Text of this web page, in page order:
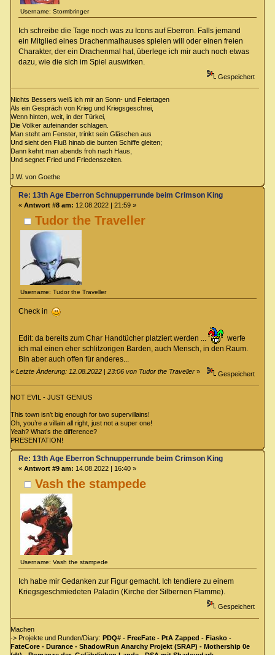
Username: Stormbringer
Ich schreibe die Tage noch was zu Icons auf Eberron. Falls jemand
ein Mitglied eines Drachenmalhauses spielen will oder einen freien
Charakter, der ein Drachenmal hat, überlege ich mir auch noch etwas
dazu, wie die sich im Spiel auswirken.
Gespeichert
Nichts Bessers weiß ich mir an Sonn- und Feiertagen
Als ein Gespräch von Krieg und Kriegsgeschrei,
Wenn hinten, weit, in der Türkei,
Die Völker aufeinander schlagen.
Man steht am Fenster, trinkt sein Gläschen aus
Und sieht den Fluß hinab die bunten Schiffe gleiten;
Dann kehrt man abends froh nach Haus,
Und segnet Fried und Friedenszeiten.
J.W. von Goethe
Tudor the Traveller
Username: Tudor the Traveller
Re: 13th Age Eberron Schnupperrunde beim Crimson King
« Antwort #8 am: 12.08.2022 | 21:59 »
Check in
Edit: da bereits zum Char Handtücher platziert werden ...
werfe
ich mal einen eher schlitzorigen Barden, auch Mensch, in den Raum.
Bin aber auch offen für anderes...
«Letzte Änderung: 12.08.2022 | 23:06 von Tudor the Traveller » Gespeichert
NOT EVIL - JUST GENIUS
This town isn’t big enough for two supervillains!
Oh, you’re a villain all right, just not a super one!
Yeah? What’s the difference?
PRESENTATION!
Vash the stampede
Username: Vash the stampede
Re: 13th Age Eberron Schnupperrunde beim Crimson King
« Antwort #9 am: 14.08.2022 | 16:40 »
Ich habe mir Gedanken zur Figur gemacht. Ich tendiere zu einem
Kriegsgeschmiedeten Paladin (Kirche der Silbernen Flamme).
Gespeichert
Machen
-> Projekte und Runden/Diary:PDQ# - FreeFate - PtA Zapped - Fiasko -
FateCore - Durance - ShadowRun Anarchy Projekt (SRAP) - Mothership 0e